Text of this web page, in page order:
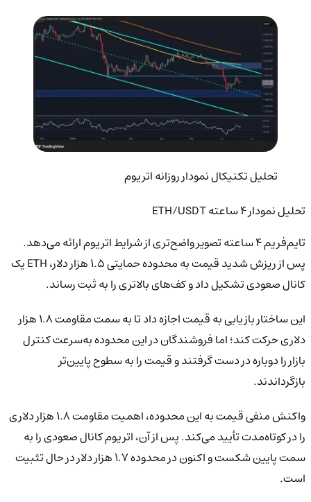
تحلیل تکنیکال نمودار روزانه اتریوم
تحلیل نمودار ۴ ساعته ETH/USDT
تایم‌فریم ۴ ساعته تصویر واضح‌تری از شرایط اتریوم ارائه می‌دهد.
پس از ریزش شدید قیمت به محدوده حمایتی ۱.۵ هزار دلار، ETH یک
کانال صعودی تشکیل داد و کف‌های بالاتری را به ثبت رساند.
این ساختار بازیابی به قیمت اجازه داد تا به سمت مقاومت ۱.۸ هزار
دلاری حرکت کند؛ اما فروشندگان در این محدوده به‌سرعت کنترل
بازار را دوباره در دست گرفتند و قیمت را به سطوح پایین‌تر
بازگرداندند.
واکنش منفی قیمت به این محدوده، اهمیت مقاومت ۱.۸ هزار دلاری
را در کوتاه‌مدت تأیید می‌کند. پس از آن، اتریوم کانال صعودی را به
سمت پایین شکست و اکنون در محدوده ۱.۷ هزار دلار در حال تثبیت
است.